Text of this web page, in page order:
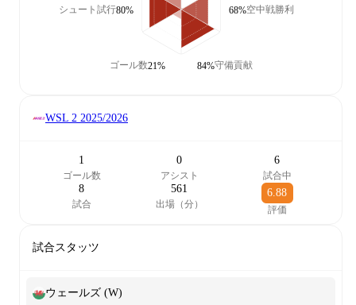
シュート試行80%
ゴール数21%
空中戦勝利
68%
守備貢献
84%
WSL 2 2025/2026
1
ゴール数
0
アシスト
6
試合中
8
試合
561
出場（分）
6.88
評価
試合スタッツ
ウェールズ (W)